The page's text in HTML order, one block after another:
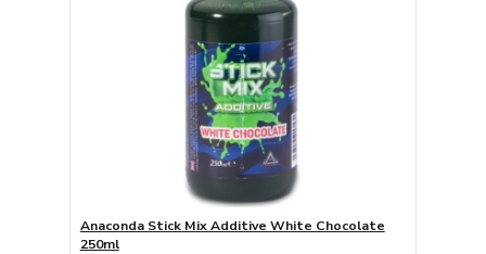
Anaconda Stick Mix Additive White Chocolate
250ml